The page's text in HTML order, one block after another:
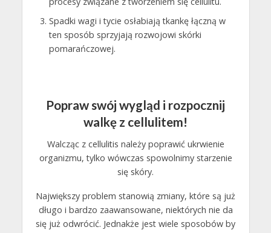
Spadki wagi i tycie osłabiają tkankę łączną w
ten sposób sprzyjają rozwojowi skórki
pomarańczowej.
Popraw swój wygląd i rozpocznij
walkę z cellulitem!
Walcząc z cellulitis należy poprawić ukrwienie
organizmu, tylko wówczas spowolnimy starzenie
się skóry.
Największy problem stanowią zmiany, które są już
długo i bardzo zaawansowane, niektórych nie da
się już odwrócić. Jednakże jest wiele sposobów by